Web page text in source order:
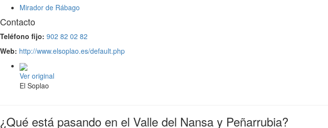
Mirador de Rábago
Contacto
Teléfono fijo: 902 82 02 82
Web: http://www.elsoplao.es/default.php
Ver original
El Soplao
¿Qué está pasando en el Valle del Nansa y Peñarrubia?